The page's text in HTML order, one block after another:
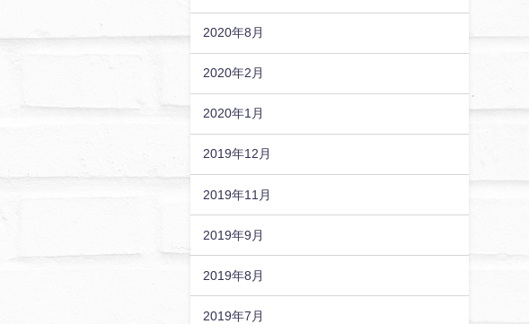
2020年8月
2020年2月
2020年1月
2019年12月
2019年11月
2019年9月
2019年8月
2019年7月